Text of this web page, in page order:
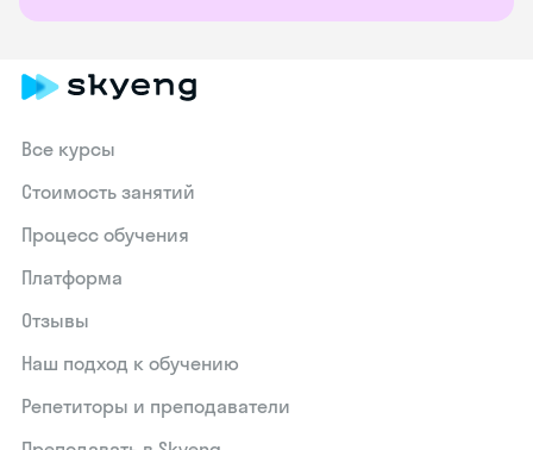
Все курсы
Стоимость занятий
Процесс обучения
Платформа
Отзывы
Наш подход к обучению
Репетиторы и преподаватели